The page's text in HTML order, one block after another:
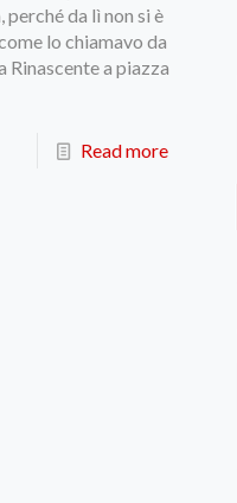
da lì non si è
lo chiamavo da
a piazza
Read more